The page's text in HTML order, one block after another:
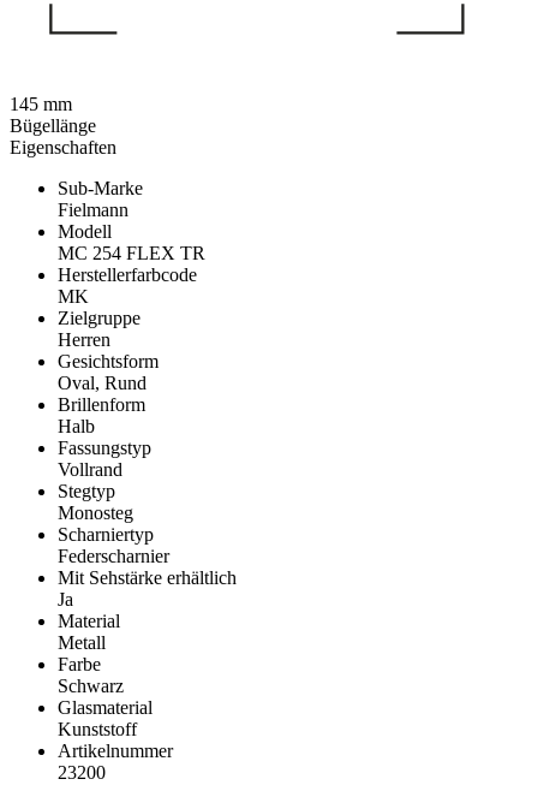
Eigenschaften
Sub-Marke
Fielmann
Modell
MC 254 FLEX TR
Herstellerfarbcode
MK
Zielgruppe
Herren
Gesichtsform
Oval, Rund
Brillenform
Halb
Fassungstyp
Vollrand
Stegtyp
Monosteg
Scharniertyp
Federscharnier
Mit Sehstärke erhältlich
Ja
Material
Metall
Farbe
Schwarz
Glasmaterial
Kunststoff
Artikelnummer
23200
145 mm
Bügellänge